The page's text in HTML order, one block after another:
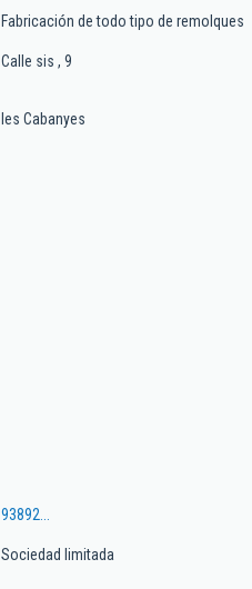
Fabricación de todo tipo de remolques
Calle sis , 9
les Cabanyes
93892...
Sociedad limitada